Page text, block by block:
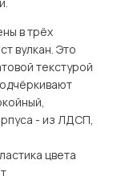
в трёх
вулкан. Это
текстурой
- из ЛДСП,
цвета